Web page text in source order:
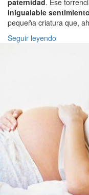
paternidad. Ese
inigualable sentimiento
pequeña criatura que,
Seguir leyendo